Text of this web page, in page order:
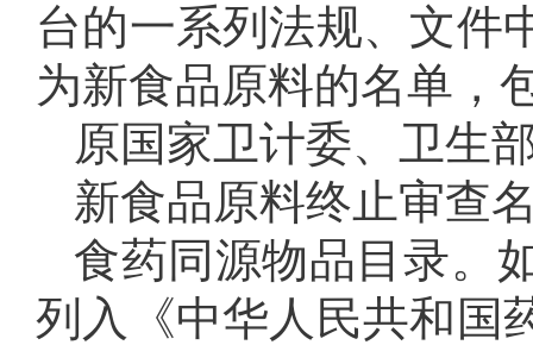
台的一系列法规、文件
为新食品原料的名单，
原国家卫计委、卫生
新食品原料终止审查
食药同源物品目录。
列入《中华人民共和国